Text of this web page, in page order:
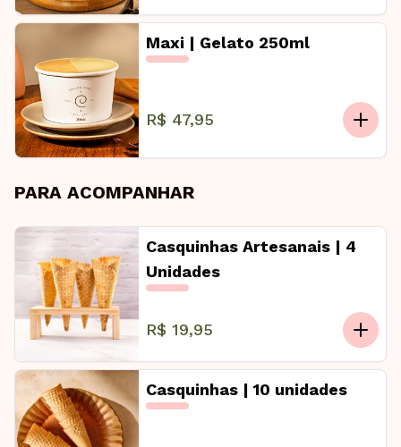
Maxi | Gelato 250ml
R$ 47,95
PARA ACOMPANHAR
Casquinhas Artesanais | 4
Unidades
R$ 19,95
Casquinhas | 10 unidades